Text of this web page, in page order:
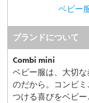
ベビー
ブランドについて
Combi mini
ベビー服は、大切
のだから。コンビ
つける喜びをベビ